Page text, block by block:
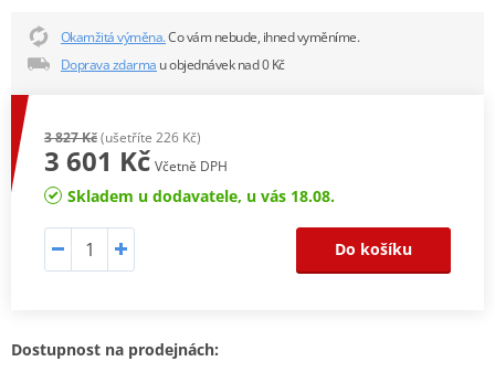
Okamžitá výměna.Co vám nebude, ihned vyměníme.
Doprava zdarma u objednávek nad 0 Kč
3 827 Kč(ušetříte 226 Kč)
3 601 Kč Včetně DPH
Skladem u dodavatele, u vás 18.08.
Do košíku
Dostupnost na prodejnách: